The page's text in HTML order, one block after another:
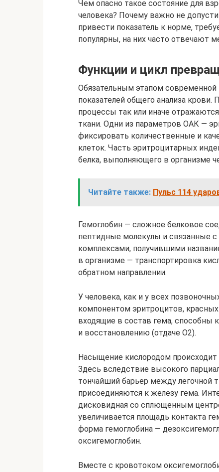
Чем опасно такое состояние для
человека? Почему важно не
привести показатель к норме,
популярны, на них часто отвечают
Функции и цикл
Обязательным этапом современной
показателей общего анализа
процессы так или иначе
ткани. Одни из параметров ОАК —
фиксировать количественные и
клеток. Часть эритроцитарных
белка, выполняющего в организме
Читайте также: Пульс 114
Гемоглобин — сложное белковое
пептидные молекулы и связанные
комплексами, получившими
в организме — транспортировка
обратном направлении.
У человека, как и у всех
компонентом эритроцитов,
входящие в состав гема, способны
и восстановлению (отдаче O2).
Насыщение кислородом происходит
Здесь вследствие высокого
тончайший барьер между легочной
присоединяются к железу гема.
дисковидная со сплющенным
увеличивается площадь контакта
форма гемоглобина —
оксигемоглобин.
Вместе с кровотоком